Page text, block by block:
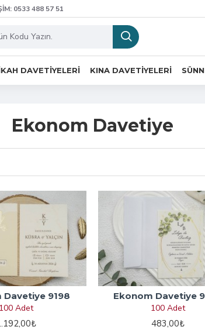
0533 488 57 51
DAVETIYELERI KINA DAVETIYELERI
Ekonom Davetiye
Davetiye 9198
100 Adet
Ekonom Davetiye
100 Adet
483,00₺